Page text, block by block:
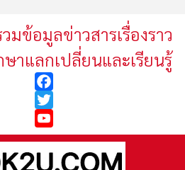
มข้อมูลข่าวสารเรื่องราว
าแลกเปลี่ยนและเรียนรู้
Facebook
Twitter
YouTube